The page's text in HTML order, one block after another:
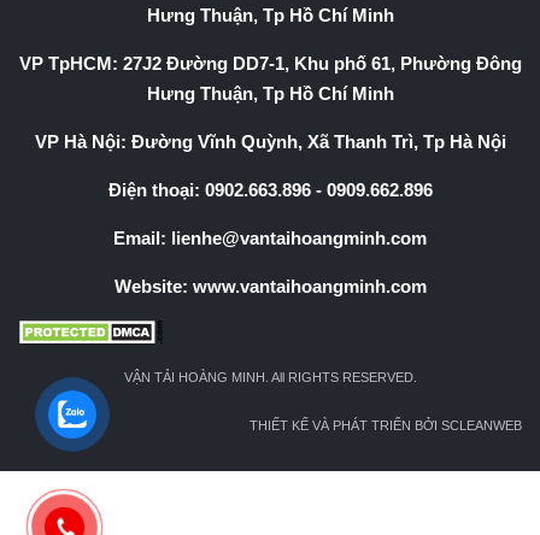
Hưng Thuận, Tp Hồ Chí Minh
VP TpHCM: 27J2 Đường DD7-1, Khu phố 61, Phường Đông
Hưng Thuận, Tp Hồ Chí Minh
VP Hà Nội: Đường Vĩnh Quỳnh, Xã Thanh Trì, Tp Hà Nội
Điện thoại: 0902.663.896- 0909.662.896
Email: lienhe@vantaihoangminh.com
Website: www.vantaihoangminh.com
VẬN TẢI HOÀNG MINH. All RIGHTS RESERVED.
THIẾT KẾ VÀ PHÁT TRIỂN BỞI SCLEANWEB